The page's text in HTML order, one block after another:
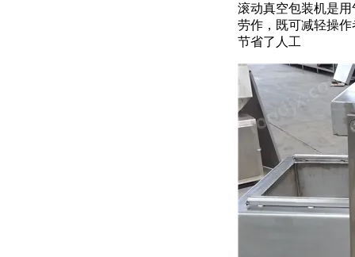
滚动真空包装机是
劳作，既可减轻操
节省了人工